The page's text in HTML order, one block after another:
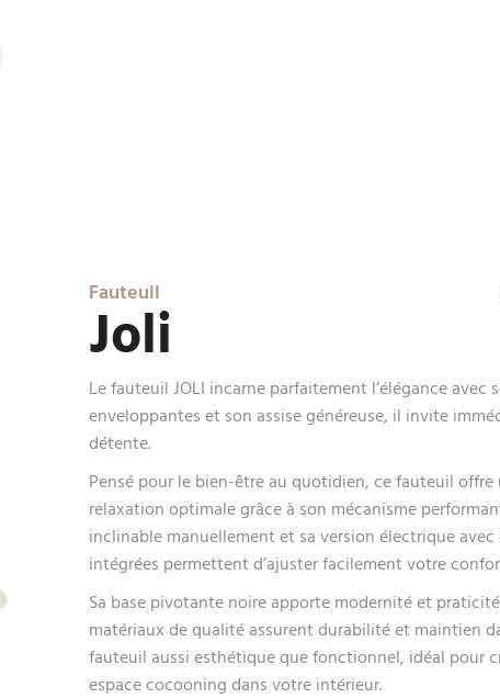
Fauteuil
Joli
Le fauteuil JOLI incarne parfaitement l’élégance avec
enveloppantes et son assise généreuse, il invite
détente.
Pensé pour le bien-être au quotidien, ce fauteuil
relaxation optimale grâce à son mécanisme
inclinable manuellement et sa version électrique avec
intégrées permettent d’ajuster facilement votre
Sa base pivotante noire apporte modernité et
matériaux de qualité assurent durabilité et maintien
fauteuil aussi esthétique que fonctionnel, idéal pour
espace cocooning dans votre intérieur.